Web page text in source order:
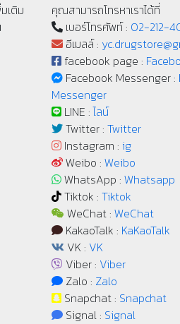
เติม
คุณสามารถโทรหาเราได้ที่
เบอร์โทรศัพท์ : 02-212-
อีเมลล์ :
facebook page :
Facebook Messenger :
Messenger
LINE :ไลน์
Twitter : Twitter
Instagram : ig
Weibo : Weibo
WhatsApp : Whatsapp
Tiktok : Tiktok
WeChat : WeChat
KakaoTalk : KaKaoTalk
VK : VK
Viber : Viber
Zalo : Zalo
Snapchat : Snapchat
Signal : Signal